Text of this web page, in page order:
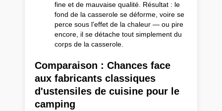
fine et de mauvaise qualité. Résultat : le
fond de la casserole se déforme, voire se
perce sous l'effet de la chaleur — ou pire
encore, il se détache tout simplement du
corps de la casserole.
Comparaison : Chances face
aux fabricants classiques
d'ustensiles de cuisine pour le
camping